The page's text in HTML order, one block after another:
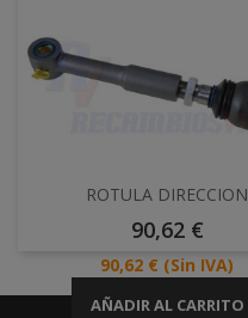
ROTULA DIRECCION
Precio
90,62 €
Precio
90,62 € (Sin IVA)
AÑADIR AL CARRITO